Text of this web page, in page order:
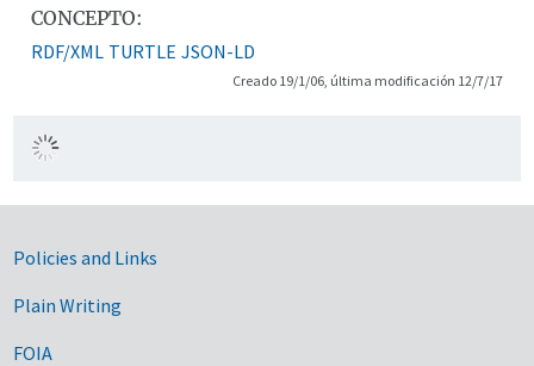
CONCEPTO:
RDF/XML TURTLE JSON-LD
Creado 19/1/06, última modificación 12/7/17
Government Links
Policies and Links
Plain Writing
FOIA